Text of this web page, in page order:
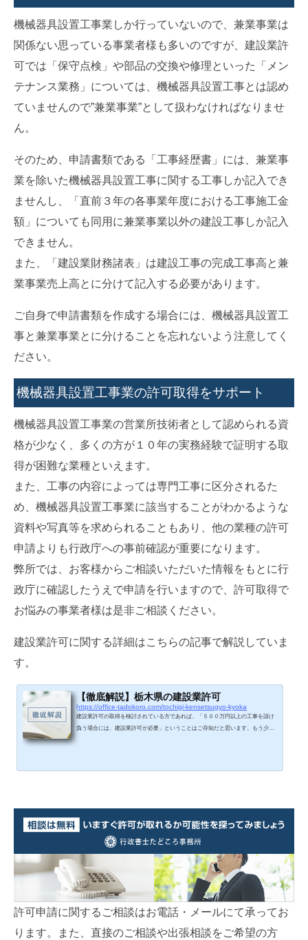
機械器具設置工事業しか行っていないので、兼業事業は
関係ない思っている事業者様も多いのですが、建設業許
可では「保守点検」や部品の交換や修理といった「メン
テナンス業務」については、機械器具設置工事とは認め
ていませんので”兼業事業”として扱わなければなりませ
ん。
そのため、申請書類である「工事経歴書」には、兼業事
業を除いた機械器具設置工事に関する工事しか記入でき
ませんし、「直前３年の各事業年度における工事施工金
額」についても同用に兼業事業以外の建設工事しか記入
できません。
また、「建設業財務諸表」は建設工事の完成工事高と兼
業事業売上高とに分けて記入する必要があります。
ご自身で申請書類を作成する場合には、機械器具設置工
事と兼業事業とに分けることを忘れないよう注意してく
ださい。
機械器具設置工事業の許可取得をサポート
機械器具設置工事業の営業所技術者として認められる資
格が少なく、多くの方が１０年の実務経験で証明する取
得が困難な業種といえます。
また、工事の内容によっては専門工事に区分されるた
め、機械器具設置工事業に該当することがわかるような
資料や写真等を求められることもあり、他の業種の許可
申請よりも行政庁への事前確認が重要になります。
弊所では、お客様からご相談いただいた情報をもとに行
政庁に確認したうえで申請を行いますので、許可取得で
お悩みの事業者様は是非ご相談ください。
建設業許可に関する詳細はこちらの記事で解説していま
す。
【徹底解説】栃木県の建設業許可
https://office-tadokoro.com/tochigi-kensetsugyo-kyoka
建設業許可の取得を検討されている方であれば、「５００万円以上の工事を請け
負う場合には、建設業許可が必要」ということはご存知だと思います。もう少し
許可申請に関するご相談はお電話・メールにて承ってお
ります。また、直接のご相談や出張相談をご希望の方